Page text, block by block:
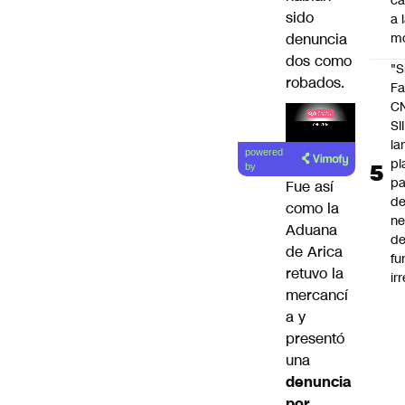
sido
denuncia
dos como
robados.
Lea el
artículo
powered
by
Fue así
como la
Aduana
de Arica
retuvo la
mercancí
a y
presentó
una
denuncia
a
SII
de